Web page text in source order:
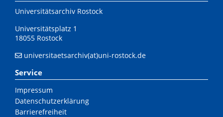
Universitätsarchiv Rostock
Universitätsplatz 1
18055 Rostock
universitaetsarchiv(at)uni-rostock.de
Service
Impressum
Datenschutzerklärung
Barrierefreiheit